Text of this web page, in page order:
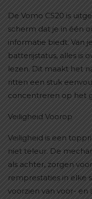
De Vomo CS20 is
scherm dat je in één
informatie biedt. Van
batterijstatus, alles is
lezen. Dit maakt het
ritten een stuk
concentreren op het
Veiligheid Voorop
Veiligheid is een
niet teleur. De
als achter, zorgen
remprestaties in elke
voorzien van voor- en